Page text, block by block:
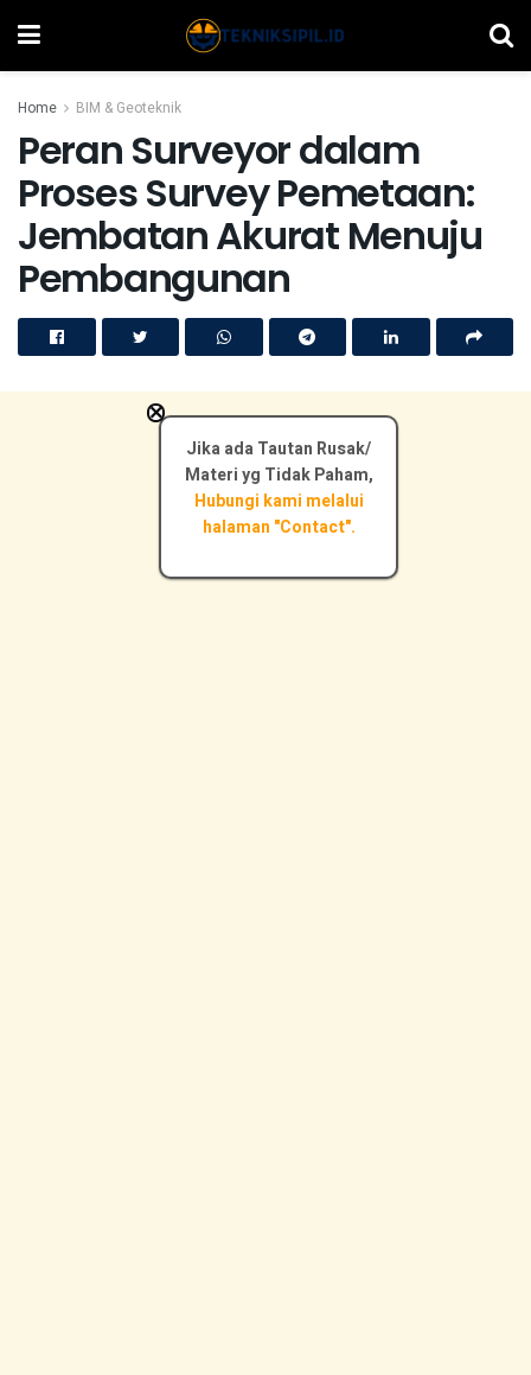
Home BIM & Geoteknik
Peran Surveyor dalam
Proses Survey Pemetaan:
Jembatan Akurat Menuju
Pembangunan
Jika ada Tautan Rusak/
Materi yg Tidak Paham,
Hubungi kami melalui
halaman "Contact".
×